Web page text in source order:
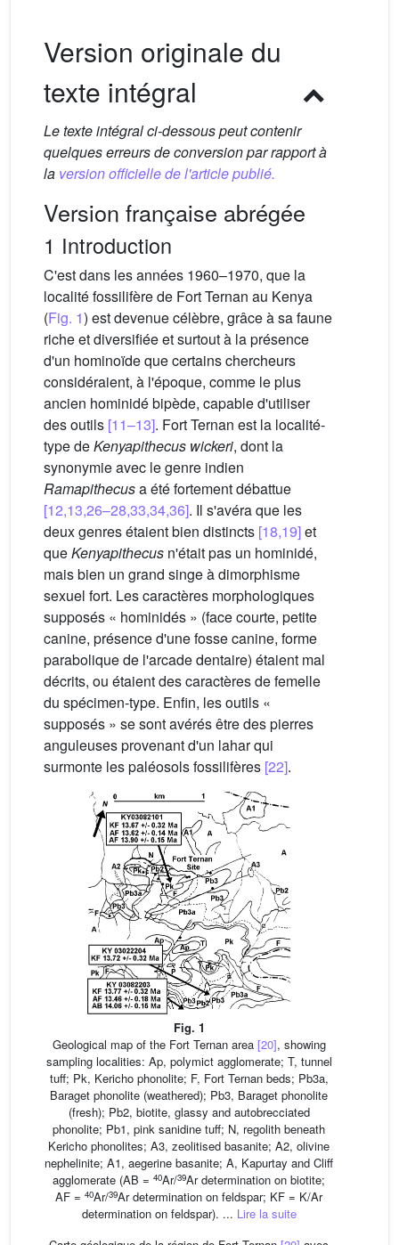
Version originale du
texte intégral
Le texte intégral ci-dessous peut contenir
quelques erreurs de conversion par rapport à
la version officielle de l'article publié.
Version française abrégée
1 Introduction
C'est dans les années 1960–1970, que la
localité fossilifère de Fort Ternan au Kenya
(Fig. 1) est devenue célèbre, grâce à sa faune
riche et diversifiée et surtout à la présence
d'un hominoïde que certains chercheurs
considéraient, à l'époque, comme le plus
ancien hominidé bipède, capable d'utiliser
des outils [11–13]. Fort Ternan est la localité-
type deKenyapithecus wickeri, dont la
synonymie avec le genre indien
Ramapithecusa été fortement débattue
[12,13,26–28,33,34,36]. Il s'avéra que les
deux genres étaient bien distincts [18,19]et
queKenyapithecus n'était pas un hominidé,
mais bien un grand singe à dimorphisme
sexuel fort. Les caractères morphologiques
supposés « hominidés » (face courte, petite
canine, présence d'une fosse canine, forme
parabolique de l'arcade dentaire) étaient mal
décrits, ou étaient des caractères de femelle
du spécimen-type. Enfin, les outils «
supposés » se sont avérés être des pierres
anguleuses provenant d'un lahar qui
surmonte les paléosols fossilifères [22].
Fig. 1
Geological map of the Fort Ternan area [20], showing
sampling localities: Ap, polymict agglomerate; T, tunnel
tuff; Pk, Kericho phonolite; F, Fort Ternan beds; Pb3a,
Baraget phonolite (weathered); Pb3, Baraget phonolite
(fresh); Pb2, biotite, glassy and autobrecciated
phonolite; Pb1, pink sanidine tuff; N, regolith beneath
Kericho phonolites; A3, zeolitised basanite; A2, olivine
nephelinite; A1, aegerine basanite; A, Kapurtay and Cliff
agglomerate (AB = 40Ar/39Ar determination on biotite;
AF = 40Ar/39Ar determination on feldspar; KF = K/Ar
determination on feldspar). ... Lire la suite